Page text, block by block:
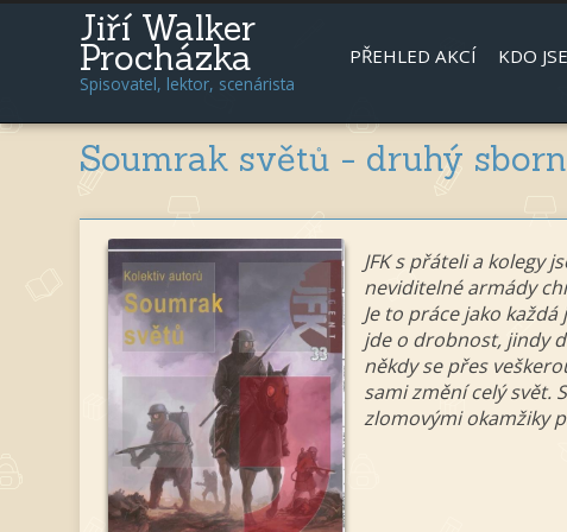
Jiří Walker
Procházka
Spisovatel, lektor, scenárista
PŘEHLED AKCÍ KDO
Soumrak světů - druhý
JFK s přáteli a kolegy
neviditelné armády
Je to práce jako
jde o drobnost, jindy
někdy se přes
sami změní celý svět.
zlomovými okamžiky